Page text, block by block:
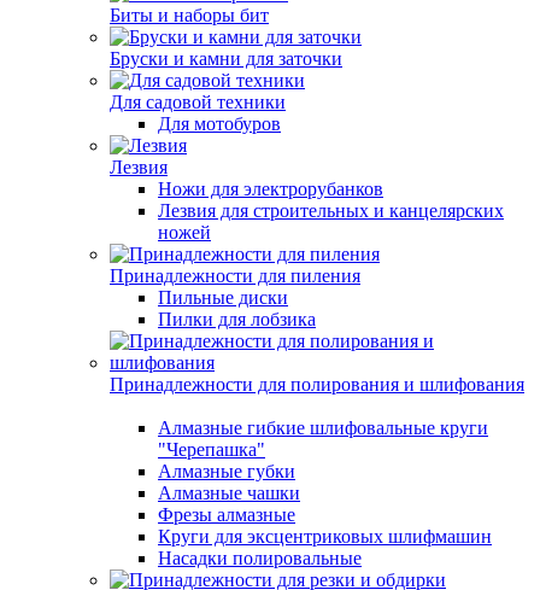
Биты и наборы бит
Бруски и камни для заточки
Для садовой техники
Для мотобуров
Лезвия
Ножи для электрорубанков
Лезвия для строительных и канцелярских
ножей
Принадлежности для пиления
Пильные диски
Пилки для лобзика
Принадлежности для полирования и шлифования
Алмазные гибкие шлифовальные круги
"Черепашка"
Алмазные губки
Алмазные чашки
Фрезы алмазные
Круги для эксцентриковых шлифмашин
Насадки полировальные